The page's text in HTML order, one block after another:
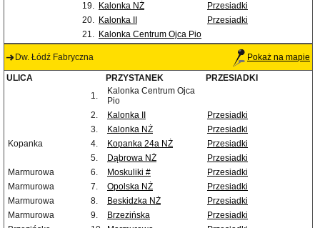
19. Kalonka NŻ
Przesiadki
20. Kalonka II
Przesiadki
21. Kalonka Centrum Ojca Pio
Dw. Łódź Fabryczna Pokaż na mapie
ULICA PRZYSTANEK
PRZESIADKI
1.
Kalonka Centrum Ojca
Pio
2.
Kalonka II
Przesiadki
3.
Kalonka NŻ
Przesiadki
Kopanka
4. Kopanka 24a NŻ
Przesiadki
5.
Dąbrowa NŻ
Przesiadki
Marmurowa
6. Moskuliki #
Przesiadki
Marmurowa
7. Opolska NŻ
Przesiadki
Marmurowa
8. Beskidzka NŻ
Przesiadki
Marmurowa
9. Brzezińska
Przesiadki